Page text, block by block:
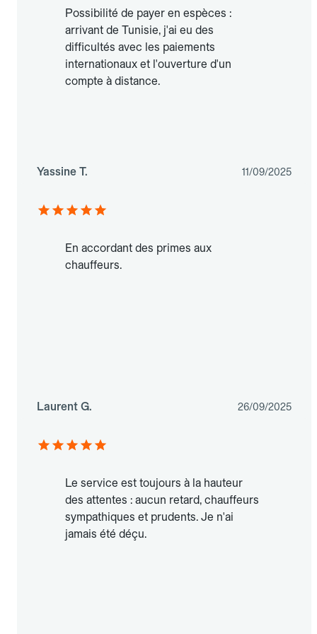
Possibilité de payer en espèces :
arrivant de Tunisie, j'ai eu des
difficultés avec les paiements
internationaux et l'ouverture d'un
compte à distance.
Yassine T. 11/09/2025
En accordant des primes aux
chauffeurs.
Laurent G. 26/09/2025
Le service est toujours à la hauteur
des attentes : aucun retard, chauffeurs
sympathiques et prudents. Je n'ai
jamais été déçu.